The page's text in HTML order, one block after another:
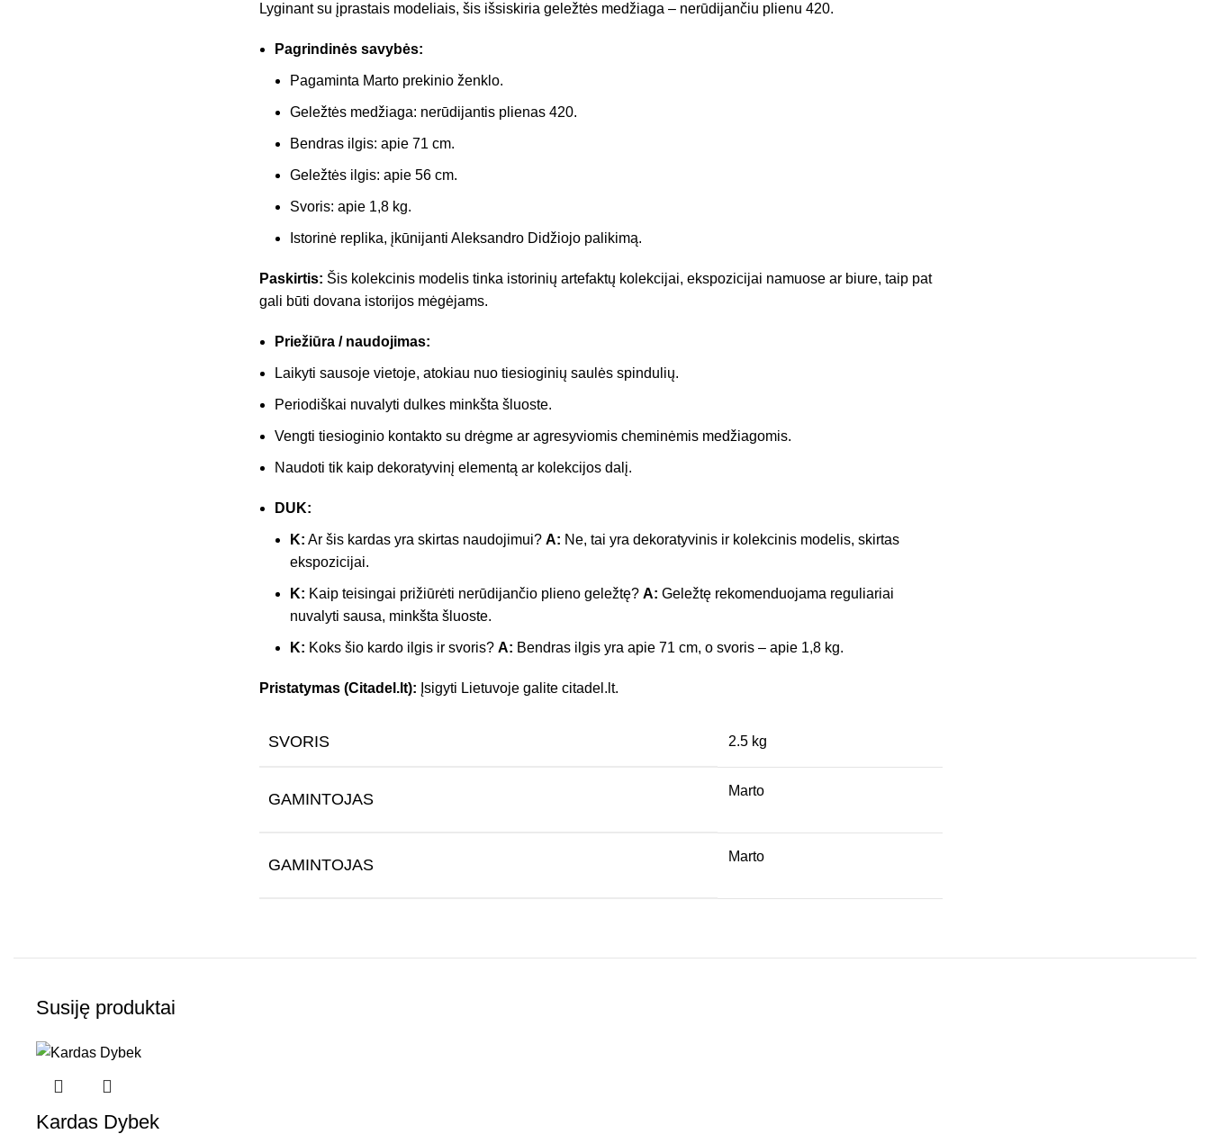
Lyginant su įprastais modeliais, šis išsiskiria geležtės medžiaga – nerūdijančiu plienu 420.
Pagrindinės savybės:
Pagaminta Marto prekinio ženklo.
Geležtės medžiaga: nerūdijantis plienas 420.
Bendras ilgis: apie 71 cm.
Geležtės ilgis: apie 56 cm.
Svoris: apie 1,8 kg.
Istorinė replika, įkūnijanti Aleksandro Didžiojo palikimą.
Paskirtis: Šis kolekcinis modelis tinka istorinių artefaktų kolekcijai, ekspozicijai namuose ar biure, taip pat
gali būti dovana istorijos mėgėjams.
Priežiūra / naudojimas:
Laikyti sausoje vietoje, atokiau nuo tiesioginių saulės spindulių.
Periodiškai nuvalyti dulkes minkšta šluoste.
Vengti tiesioginio kontakto su drėgme ar agresyviomis cheminėmis medžiagomis.
Naudoti tik kaip dekoratyvinį elementą ar kolekcijos dalį.
DUK:
K: Ar šis kardas yra skirtas naudojimui? A: Ne, tai yra dekoratyvinis ir kolekcinis modelis, skirtas
ekspozicijai.
K: Kaip teisingai prižiūrėti nerūdijančio plieno geležtę? A: Geležtę rekomenduojama reguliariai
nuvalyti sausa, minkšta šluoste.
K: Koks šio kardo ilgis ir svoris? A: Bendras ilgis yra apie 71 cm, o svoris – apie 1,8 kg.
Pristatymas (Citadel.lt): Įsigyti Lietuvoje galite citadel.lt.
SVORIS 2.5 kg
GAMINTOJAS Marto
GAMINTOJAS Marto
Susiję produktai
Kardas Dybek